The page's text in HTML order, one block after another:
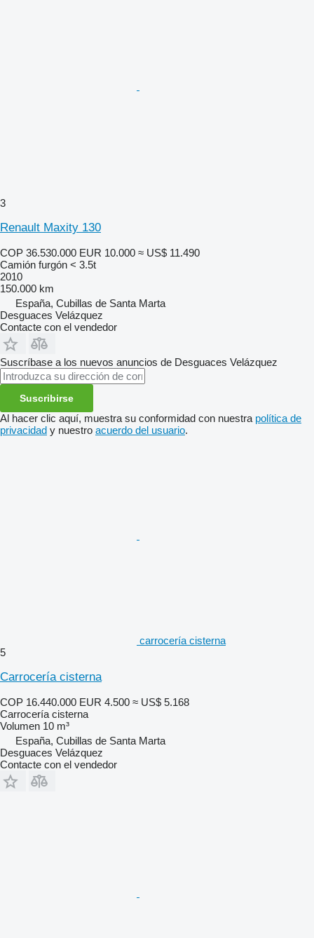
3
Renault Maxity 130
COP 36.530.000 EUR 10.000 ≈ US$ 11.490
Camión furgón < 3.5t
2010
150.000 km
España, Cubillas de Santa Marta
Desguaces Velázquez
Contacte con el vendedor
Suscríbase a los nuevos anuncios de Desguaces Velázquez
Suscribirse
Al hacer clic aquí, muestra su conformidad con nuestra política de
privacidad y nuestro acuerdo del usuario.
carrocería cisterna
5
Carrocería cisterna
COP 16.440.000 EUR 4.500 ≈ US$ 5.168
Carrocería cisterna
Volumen 10 m³
España, Cubillas de Santa Marta
Desguaces Velázquez
Contacte con el vendedor